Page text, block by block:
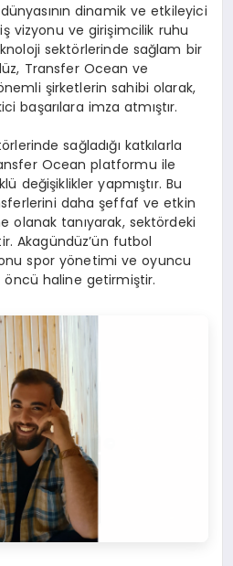
dinamik ve etkileyici
vizyonu ve girişimcilik ruhu
sektörlerinde sağlam bir
Transfer Ocean ve
şirketlerin sahibi olarak,
başarılara imza atmıştır.
sağladığı katkılarla
Ocean platformu ile
değişiklikler yapmıştır. Bu
daha şeffaf ve etkin
olanak tanıyarak, sektördeki
Akagündüz’ün futbol
spor yönetimi ve oyuncu
öncü haline getirmiştir.